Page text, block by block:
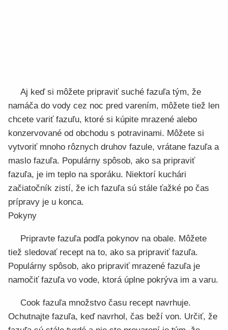
Aj keď si môžete pripraviť suché fazuľa tým, že
namáča do vody cez noc pred varením, môžete tiež len
chcete variť fazuľu, ktoré si kúpite mrazené alebo
konzervované od obchodu s potravinami. Môžete si
vytvoriť mnoho rôznych druhov fazule, vrátane fazuľa a
maslo fazuľa. Populárny spôsob, ako sa pripraviť
fazuľa, je im teplo na sporáku. Niektorí kuchári
začiatočník zistí, že ich fazuľa sú stále ťažké po čas
prípravy je u konca.
Pokyny
Pripravte fazuľa podľa pokynov na obale. Môžete
tiež sledovať recept na to, ako sa pripraviť fazuľa.
Populárny spôsob, ako pripraviť mrazené fazuľa je
namočiť fazuľa vo vode, ktorá úplne pokrýva im a varu.
Cook fazuľa množstvo času recept navrhuje.
Ochutnajte fazuľa, keď navrhol, čas beží von. Určiť, že